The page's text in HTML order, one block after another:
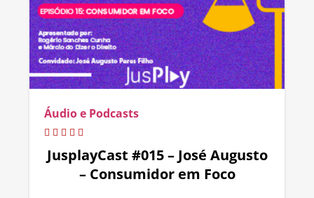
Áudio e Podcasts
JusplayCast #015 – José Augusto
– Consumidor em Foco